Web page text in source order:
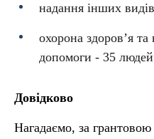
надання інших
охорона здоров’я та
допомоги - 35
Довідково
Нагадаємо, за